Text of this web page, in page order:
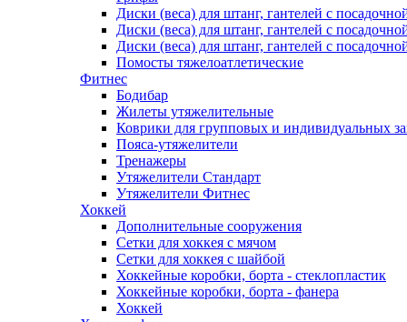
Диски (веса) для штанг, гантелей с
Диски (веса) для штанг, гантелей с
Диски (веса) для штанг, гантелей с
Помосты тяжелоатлетические
Фитнес
Бодибар
Жилеты утяжелительные
Коврики для групповых и индивидуальных
Пояса-утяжелители
Тренажеры
Утяжелители Стандарт
Утяжелители Фитнес
Хоккей
Дополнительные сооружения
Сетки для хоккея с мячом
Сетки для хоккея с шайбой
Хоккейные коробки, борта - стеклопластик
Хоккейные коробки, борта - фанера
Хоккей